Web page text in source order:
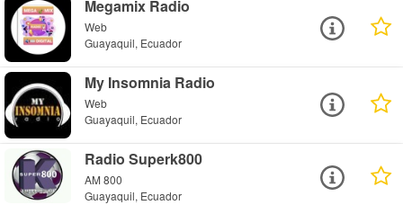
Megamix Radio
Web
Guayaquil, Ecuador
My Insomnia Radio
Web
Guayaquil, Ecuador
Radio Superk800
AM 800
Guayaquil, Ecuador